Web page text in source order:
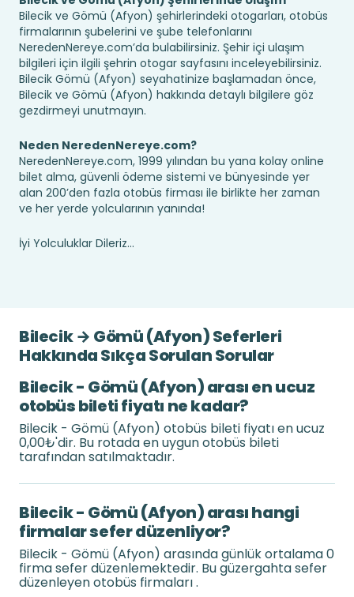
Bilecik ve Gömü (Afyon) şehirlerindeki otogarları, otobüs
firmalarının şubelerini ve şube telefonlarını
NeredenNereye.com’da bulabilirsiniz. Şehir içi ulaşım
bilgileri için ilgili şehrin otogar sayfasını inceleyebilirsiniz.
Bilecik Gömü (Afyon) seyahatinize başlamadan önce,
Bilecik ve Gömü (Afyon) hakkında detaylı bilgilere göz
gezdirmeyi unutmayın.
Neden NeredenNereye.com?
NeredenNereye.com, 1999 yılından bu yana kolay online
bilet alma, güvenli ödeme sistemi ve bünyesinde yer
alan 200’den fazla otobüs firması ile birlikte her zaman
ve her yerde yolcularının yanında!
İyi Yolculuklar Dileriz...
Bilecik → Gömü (Afyon) Seferleri
Hakkında Sıkça Sorulan Sorular
Bilecik - Gömü (Afyon) arası en ucuz
otobüs bileti fiyatı ne kadar?
Bilecik - Gömü (Afyon) otobüs bileti fiyatı en ucuz
0,00₺'dir. Bu rotada en uygun otobüs bileti
tarafından satılmaktadır.
Bilecik - Gömü (Afyon) arası hangi
firmalar sefer düzenliyor?
Bilecik - Gömü (Afyon) arasında günlük ortalama 0
firma sefer düzenlemektedir. Bu güzergahta sefer
düzenleyen otobüs firmaları .